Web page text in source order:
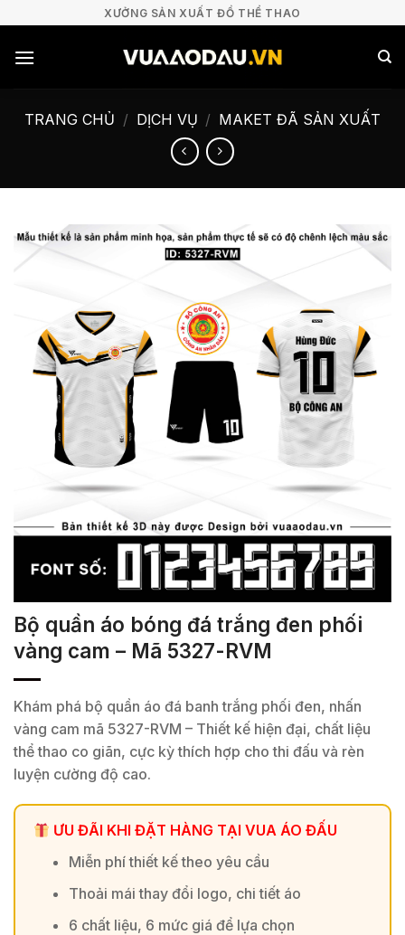
nội
XƯỞNG SẢN XUẤT ĐỒ THỂ THAO
TRANG CHỦ / DỊCH VỤ / MAKET ĐÃ SẢN XUẤT
Bộ quần áo bóng đá trắng đen phối
vàng cam – Mã 5327-RVM
Khám phá bộ quần áo đá banh trắng phối đen, nhấn
vàng cam mã 5327-RVM – Thiết kế hiện đại, chất liệu
thể thao co giãn, cực kỳ thích hợp cho thi đấu và rèn
luyện cường độ cao.
ƯU ĐÃI KHI ĐẶT HÀNG TẠI VUA ÁO ĐẤU
Miễn phí thiết kế theo yêu cầu
Thoải mái thay đổi logo, chi tiết áo
6 chất liệu, 6 mức giá để lựa chọn